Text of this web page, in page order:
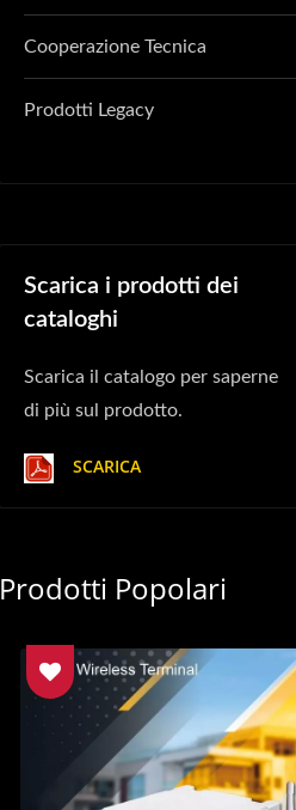
Cooperazione Tecnica
Prodotti Legacy
Scarica i prodotti dei
cataloghi
Scarica il catalogo per saperne
di più sul prodotto.
SCARICA
Prodotti Popolari